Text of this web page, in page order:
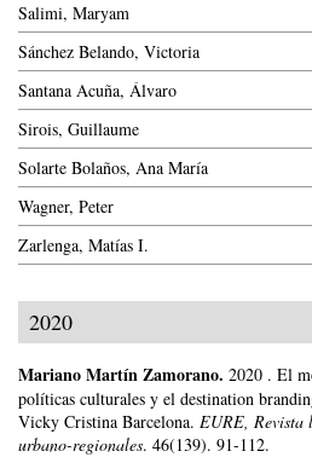
2020
Mariano Martín Zamorano. 2020 . El
políticas culturales y el destination
Vicky Cristina Barcelona. EURE, Revista
urbano-regionales. 46(139). 91-112.
Salimi, Maryam
Sánchez Belando, Victoria
Santana Acuña, Álvaro
Sirois, Guillaume
Solarte Bolaños, Ana María
Wagner, Peter
Zarlenga, Matías I.